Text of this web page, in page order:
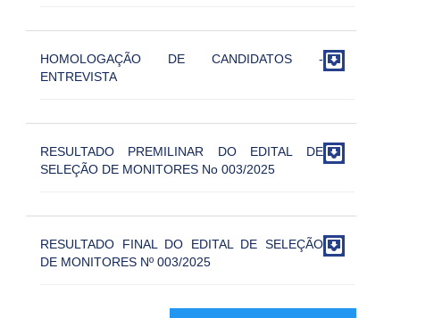
HOMOLOGAÇÃO DE CANDIDATOS -
ENTREVISTA

RESULTADO PREMILINAR DO EDITAL DE
SELEÇÃO DE MONITORES No 003/2025

RESULTADO FINAL DO EDITAL DE SELEÇÃO
DE MONITORES Nº 003/2025
